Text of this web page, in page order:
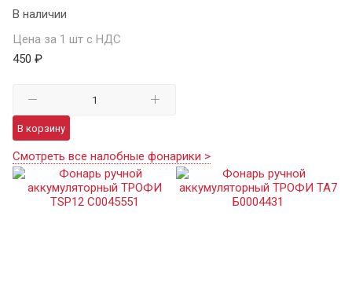
В наличии
Цена за 1 шт с НДС
450 ₽
В корзину
Смотреть все налобные фонарики >